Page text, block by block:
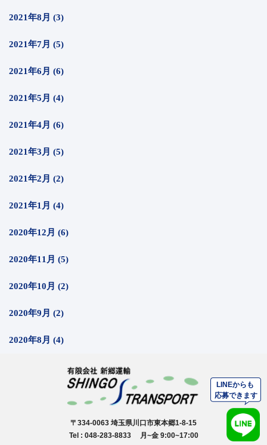
2021年8月 (3)
2021年7月 (5)
2021年6月 (6)
2021年5月 (4)
2021年4月 (6)
2021年3月 (5)
2021年2月 (2)
2021年1月 (4)
2020年12月 (6)
2020年11月 (5)
2020年10月 (2)
2020年9月 (2)
2020年8月 (4)
〒334-0063 埼玉県川口市東本郷1-8-15
Tel : 048-283-8833 月~金 9:00~17:00